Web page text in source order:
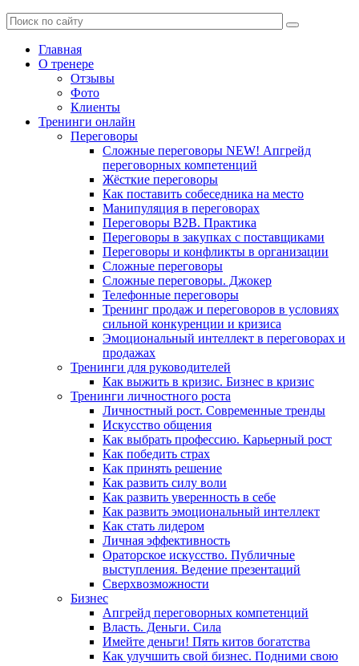
Главная
О тренере
Отзывы
Фото
Клиенты
Тренинги онлайн
Переговоры
Сложные переговоры NEW! Апгрейд
переговорных компетенций
Жёсткие переговоры
Как поставить собеседника на место
Манипуляция в переговорах
Переговоры B2B. Практика
Переговоры в закупках с поставщиками
Переговоры и конфликты в организации
Сложные переговоры
Сложные переговоры. Джокер
Телефонные переговоры
Тренинг продаж и переговоров в условиях
сильной конкуренции и кризиса
Эмоциональный интеллект в переговорах и
продажах
Тренинги для руководителей
Как выжить в кризис. Бизнес в кризис
Тренинги личностного роста
Личностный рост. Современные тренды
Искусство общения
Как выбрать профессию. Карьерный рост
Как победить страх
Как принять решение
Как развить силу воли
Как развить уверенность в себе
Как развить эмоциональный интеллект
Как стать лидером
Личная эффективность
Ораторское искусство. Публичные
выступления. Ведение презентаций
Сверхвозможности
Бизнес
Апгрейд переговорных компетенций
Власть. Деньги. Сила
Имейте деньги! Пять китов богатства
Как улучшить свой бизнес. Подними свою